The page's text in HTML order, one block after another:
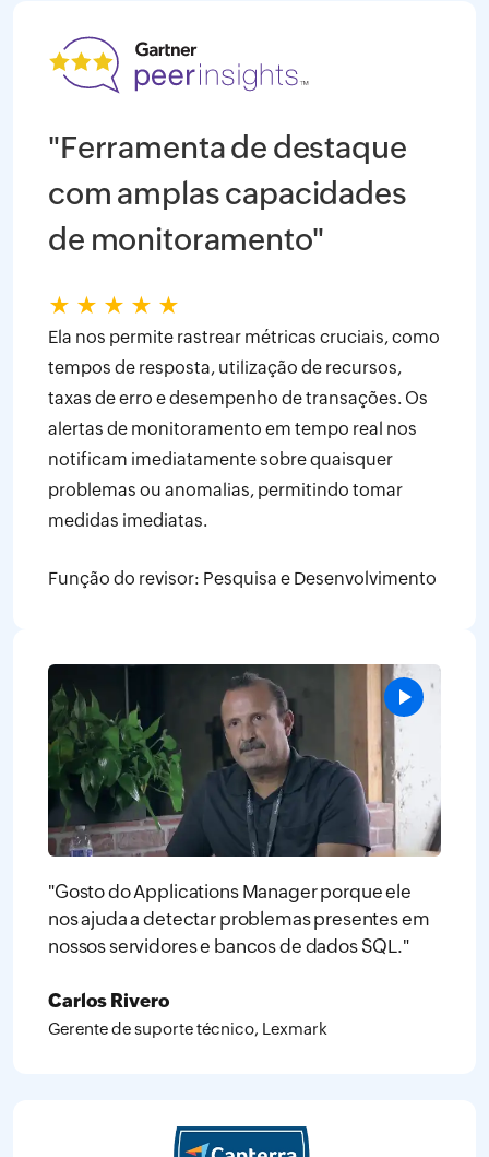
"Ferramenta de destaque
com amplas capacidades
de monitoramento"
★ ★ ★ ★ ★
Ela nos permite rastrear métricas cruciais, como
tempos de resposta, utilização de recursos,
taxas de erro e desempenho de transações. Os
alertas de monitoramento em tempo real nos
notificam imediatamente sobre quaisquer
problemas ou anomalias, permitindo tomar
medidas imediatas.
Função do revisor: Pesquisa e Desenvolvimento
"Gosto do Applications Manager porque ele
nos ajuda a detectar problemas presentes em
nossos servidores e bancos de dados SQL."
Carlos Rivero
Gerente de suporte técnico, Lexmark